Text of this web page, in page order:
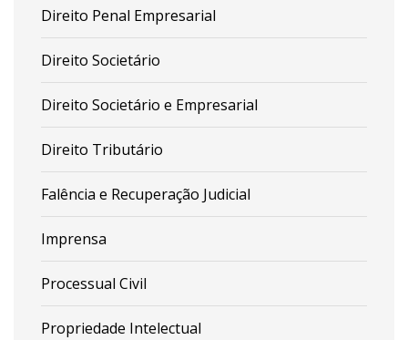
Direito Penal Empresarial
Direito Societário
Direito Societário e Empresarial
Direito Tributário
Falência e Recuperação Judicial
Imprensa
Processual Civil
Propriedade Intelectual